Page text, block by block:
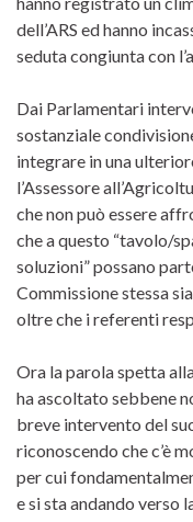
dell’ARS ed hanno
seduta congiunta con
Dai Parlamentari
sostanziale
integrare in una
l’Assessore
che non può essere
che a questo “tavolo/
soluzioni” possano
Commissione stessa
oltre che i referenti
Ora la parola spetta
ha ascoltato sebbene
breve intervento del
riconoscendo che c’è
per cui
e si sta andando verso